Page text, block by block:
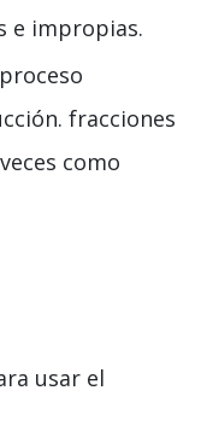
e impropias.
fracciones
como
usar el